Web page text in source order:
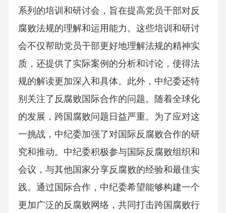
系列的培训和研讨会，旨在提高党员干部对反
腐败法规的理解和运用能力。这些培训和研讨
会不仅帮助党员干部更好地理解法规的精神实
质，还提供了实际案例的分析和讨论，使得法
规的解读更加深入和具体。此外，中纪委还特
别关注了反腐败国际合作的问题。随着全球化
的发展，跨国腐败问题日益严重。为了应对这
一挑战，中纪委加强了对国际反腐败合作的研
究和推动。中纪委积极参与国际反腐败组织和
会议，与其他国家分享反腐败的经验和最佳实
践。通过国际合作，中纪委希望能够构建一个
更加广泛的反腐败网络，共同打击跨国腐败行